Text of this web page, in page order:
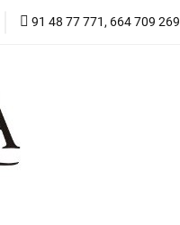
91 48 77 771, 664 709 269
Oprawy Damskie
Przeciwsłoneczne